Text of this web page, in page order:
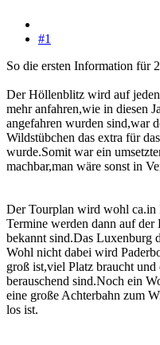
#1
So die ersten Information für
Der Höllenblitz wird auf
mehr anfahren,wie in diesen
angefahren wurden sind,war
Wildstübchen das extra für
wurde.Somit war ein
machbar,man wäre sonst in
Der Tourplan wird wohl ca.in
Termine werden dann auf der
bekannt sind.Das Luxenburg
Wohl nicht dabei wird
groß ist,viel Platz braucht
berauschend sind.Noch ein
eine große Achterbahn zum
los ist.